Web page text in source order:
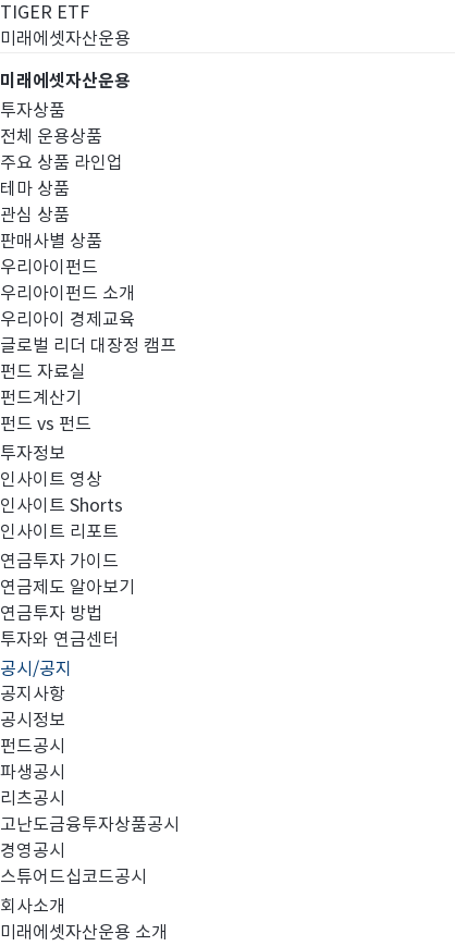
TIGER ETF
미래에셋자산운용
미래에셋자산운용
투자상품
전체 운용상품
주요 상품 라인업
테마 상품
관심 상품
판매사별 상품
우리아이펀드
우리아이펀드 소개
우리아이 경제교육
글로벌 리더 대장정 캠프
펀드 자료실
펀드계산기
펀드 vs 펀드
투자정보
인사이트 영상
인사이트 Shorts
인사이트 리포트
연금투자 가이드
연금제도 알아보기
연금투자 방법
투자와 연금센터
공시/공지
공지사항
공시정보
펀드공시
파생공시
리츠공시
고난도금융투자상품공시
경영공시
스튜어드십코드공시
회사소개
미래에셋자산운용 소개
고난도금융투자상품
고난도금융투자상품_공시_20250204